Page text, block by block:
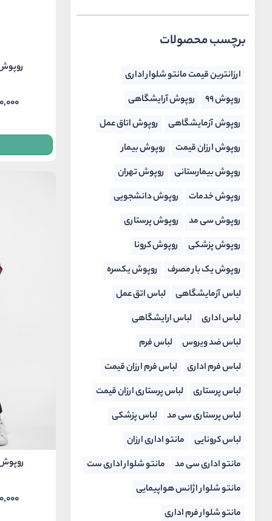
برچسب محصولات
ارزانترین قیمت مانتو شلوار اداری
روپوش 99
روپوش آرایشگاهی
روپوش آزمایشگاهی
روپوش اتاق عمل
روپوش ارزان قیمت
روپوش بیمار
روپوش بیمارستانی
روپوش تهران
روپوش خدمات
روپوش دانشجویی
روپوش سی مد
روپوش پرستاری
روپوش پزشکی
روپوش کرونا
روپوش یک بار مصرف
روپوش یکسره
لباس آزمایشگاهی
لباس اتق عمل
لباس اداری
لباس ارایشگاهی
لباس ضد ویروس
لباس فرم
لباس فرم اداری
لباس فرم ارزان قیمت
لباس پرستاری
لباس پرستاری ارزان قیمت
لباس پرستاری سی مد
لباس پزشکی
لباس کرونایی
مانتو اداری ارزان
مانتو اداری سی مد
مانتو شلوار اداری ست
مانتو شلوار اژانس هواپیمایی
مانتو شلوار فرم اداری
روپوش
روپوش